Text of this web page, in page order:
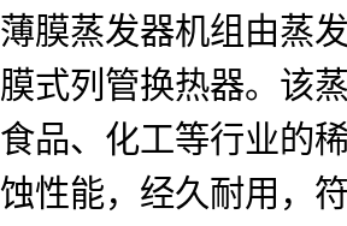
薄膜蒸发器机组由蒸
膜式列管换热器。该
食品、化工等行业的
蚀性能，经久耐用，